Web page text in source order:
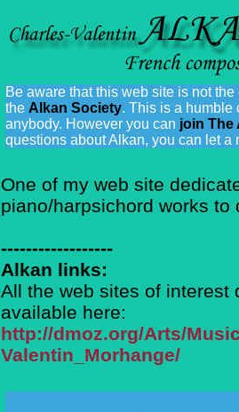
Be aware that this web site is not
the Alkan Society. This is a humble
anybody. However you can join The
questions about Alkan, you can let a
One of my web site
piano/harpsichord works
------------------
Alkan links:
All the web sites of interest
available here:
http://dmoz.org/Arts/
Valentin_Morhange/